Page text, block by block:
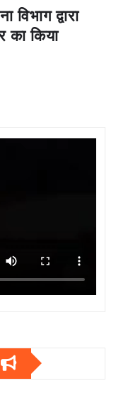
द्वारा
किया